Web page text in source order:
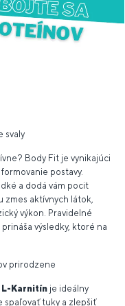
svaly
Body Fit je vynikajúci
postavy.
a dodá vám pocit
aktívnych látok,
výkon. Pravidelné
výsledky, ktoré na
prirodzene
L-Karnitín je ideálny
spaľovať tuky a zlepšiť